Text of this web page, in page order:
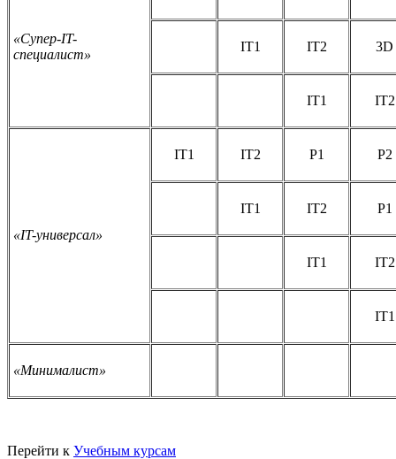
«Супер-IT-
специалист»
IT1 IT2 3D
IT1 IT2
«IT-универсал»
IT1 IT2 P1 P2
IT1 IT2 P1
IT1 IT2
IT1
«Минималист»
Перейти к Учебным курсам